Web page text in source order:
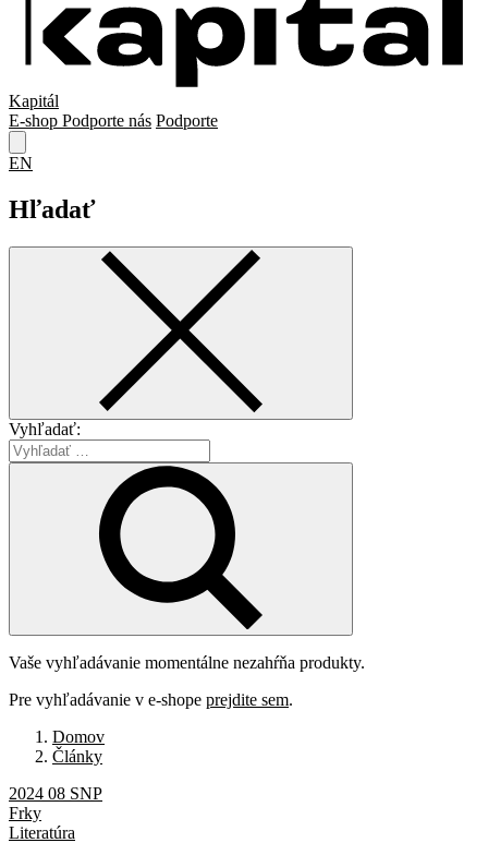
Kapitál
E-shop Podporte nás Podporte
EN
Hľadať
Vyhľadať:
Vaše vyhľadávanie momentálne nezahŕňa produkty.
Pre vyhľadávanie v e-shope prejdite sem.
Domov
Články
2024 08 SNP
Frky
Literatúra